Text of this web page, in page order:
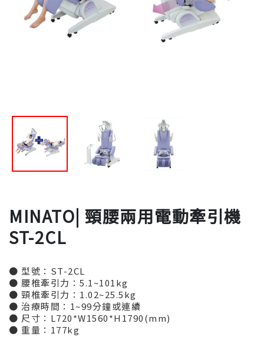
MINATO| 頸腰兩用電動牽引機
ST-2CL
● 型號：ST-2CL
● 腰椎牽引力：5.1~101kg
● 頸椎牽引力：1.02~25.5kg
● 治療時間：1~99分鐘或連續
● 尺寸：L720*W1560*H1790(mm)
● 重量：177kg